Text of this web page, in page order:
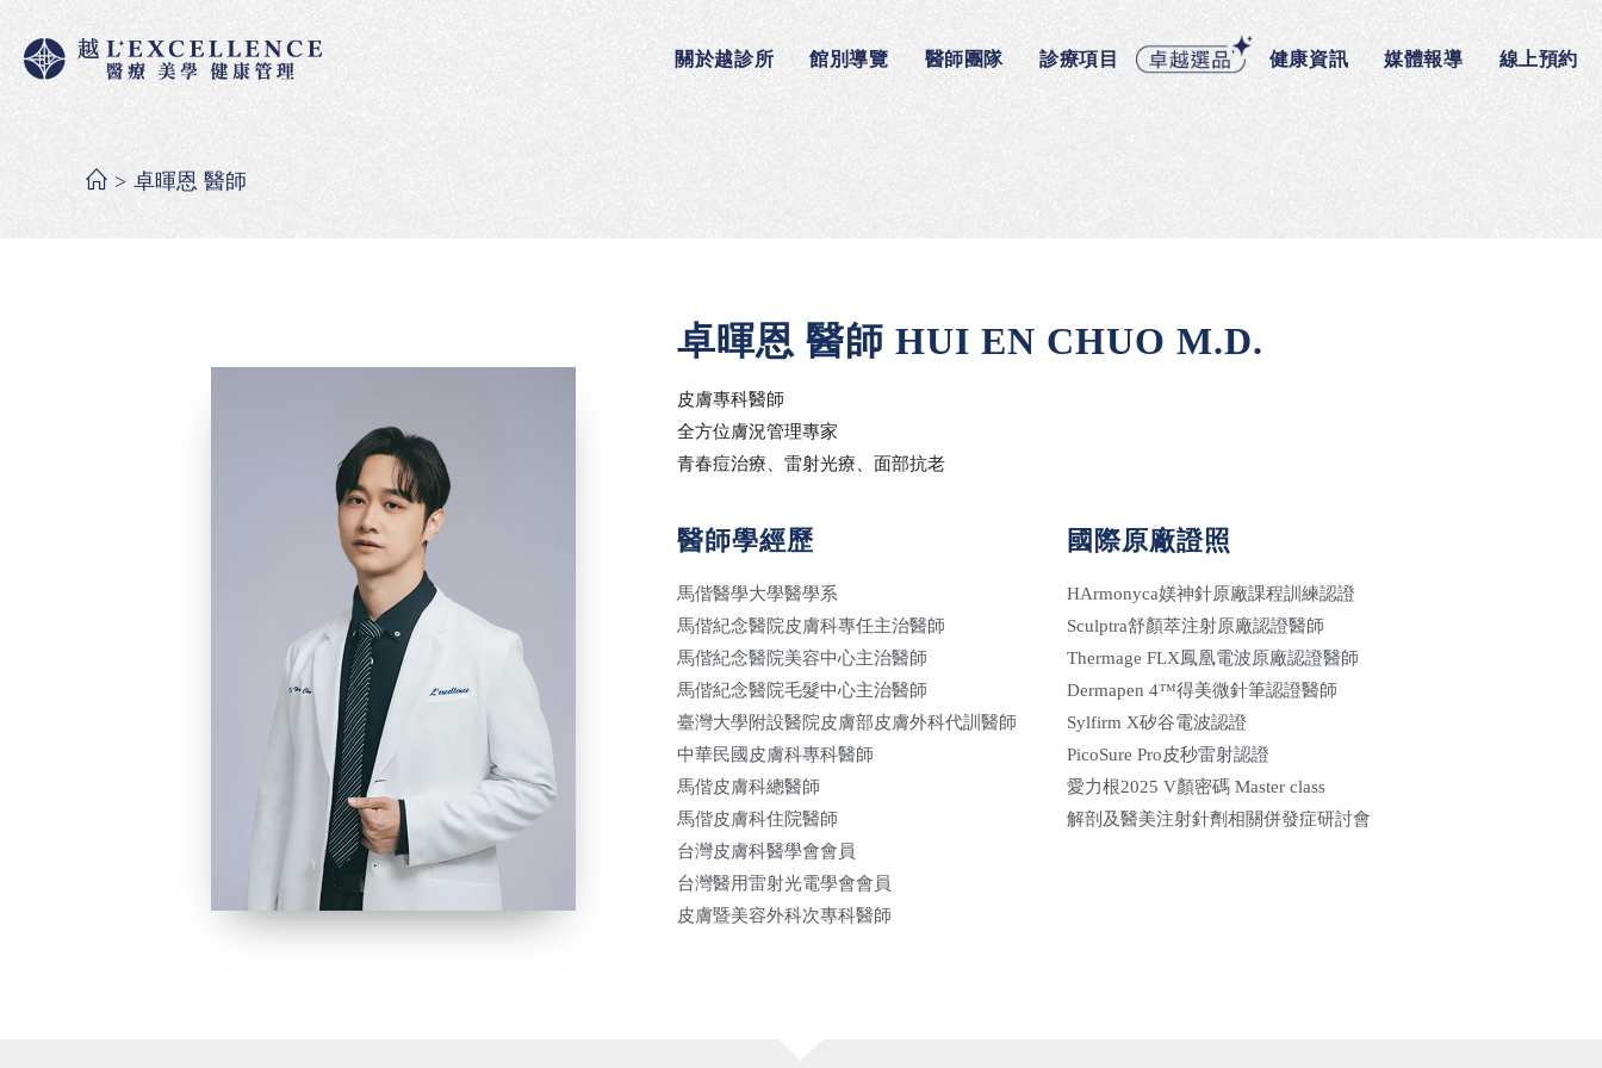
關於越診所 館別導覽 醫師團隊 診療項目 健康資訊 媒體報導 線上預約
> 卓暉恩 醫師
卓暉恩 醫師 HUI EN CHUO M.D.
皮膚專科醫師
全方位膚況管理專家
青春痘治療、雷射光療、面部抗老
醫師學經歷
馬偕醫學大學醫學系
馬偕紀念醫院皮膚科專任主治醫師
馬偕紀念醫院美容中心主治醫師
馬偕紀念醫院毛髮中心主治醫師
臺灣大學附設醫院皮膚部皮膚外科代訓醫師
中華民國皮膚科專科醫師
馬偕皮膚科總醫師
馬偕皮膚科住院醫師
台灣皮膚科醫學會會員
台灣醫用雷射光電學會會員
皮膚暨美容外科次專科醫師
國際原廠證照
HArmonyca媄神針原廠課程訓練認證
Sculptra舒顏萃注射原廠認證醫師
Thermage FLX鳳凰電波原廠認證醫師
Dermapen 4™得美微針筆認證醫師
Sylfirm X矽谷電波認證
PicoSure Pro皮秒雷射認證
愛力根2025 V顏密碼 Master class
解剖及醫美注射針劑相關併發症研討會